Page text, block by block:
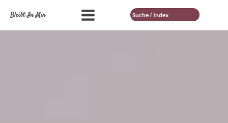
Bleibt In Mir Suche